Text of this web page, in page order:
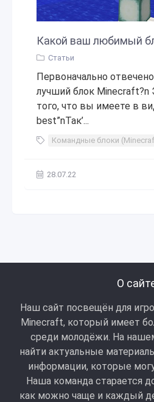
Какой ваш любимый
Статьи
Первоначально
лучший блок Minecraft?n
того, что вы имеете в
best”nТак’...
Командные блоки
28.07.22
О
Наш сайт посвещён для
Minecraft, который имеет
среди молодёжи. На
найти актуальные
информации, которые
Наша команда старается
как можно чаще и каждый